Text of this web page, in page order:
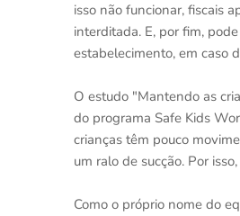
isso não funcionar, fiscais
interditada. E, por fim,
estabelecimento, em caso
O estudo "Mantendo as
do programa Safe Kids
crianças têm pouco
um ralo de sucção. Por
Como o próprio nome do